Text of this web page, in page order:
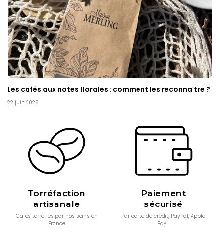
Les cafés aux notes florales : comment les reconnaître ?
22 juin 2026
Torréfaction
artisanale
Cafés torréfiés par nos soins en
France
Paiement
sécurisé
Par carte de crédit, PayPal, Apple
Pay...